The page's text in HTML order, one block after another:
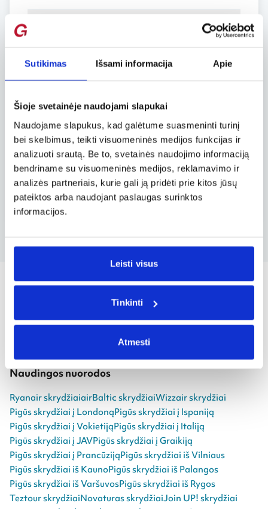
Sutikimas Išsami informacija Apie
Šioje svetainėje naudojami slapukai
Naudojame slapukus, kad galėtume suasmeninti turinį
bei skelbimus, teikti visuomeninės medijos funkcijas ir
analizuoti srautą. Be to, svetainės naudojimo informaciją
bendriname su visuomeninės medijos, reklamavimo ir
analizės partneriais, kurie gali ją pridėti prie kitos jūsų
pateiktos arba naudojant paslaugas surinktos
informacijos.
Leisti visus
Tinkinti
Atmesti
Viešbučio užsakymo pakeitimas arba
Užsakykite viešbutį
Ar pusryčiai įskaičiuoti?
Viešbučio sąlygos
Apie musAtostogų kryptysPagalbaKontaktai
Naudingos nuorodos
Ryanair skrydžiaiairBaltic skrydžiaiWizzair skrydžiai
Pigūs skrydžiai į LondonąPigūs skrydžiai į Ispaniją
Pigūs skrydžiai į VokietijąPigūs skrydžiai į Italiją
Pigūs skrydžiai į JAVPigūs skrydžiai į Graikiją
Pigūs skrydžiai į PrancūzijąPigūs skrydžiai iš Vilniaus
Pigūs skrydžiai iš KaunoPigūs skrydžiai iš Palangos
Pigūs skrydžiai iš VaršuvosPigūs skrydžiai iš Rygos
Teztour skrydžiaiNovaturas skrydžiaiJoin UP! skrydžiai